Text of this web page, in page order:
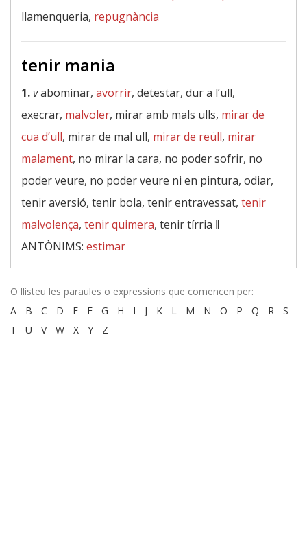
llamenqueria, repugnància
tenir mania
1.vabominar, avorrir, detestar, dur a l’ull,
execrar, malvoler, mirar amb mals ulls, mirar de
cua d’ull, mirar de mal ull, mirar de reüll, mirar
malament, no mirar la cara, no poder sofrir, no
poder veure, no poder veure ni en pintura, odiar,
tenir aversió, tenir bola, tenir entravessat, tenir
malvolença, tenir quimera, tenir tírria ‖
ANTÒNIMS: estimar
O llisteu les paraules o expressions que comencen per:
A - B - C - D - E - F - G - H - I - J - K - L - M - N - O - P - Q - R - S -
T - U - V- W - X - Y - Z